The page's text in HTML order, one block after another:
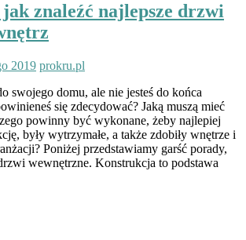
znaleźć najlepsze drzwi
2019 prokru.pl
swojego domu, ale nie jesteś do końca
się zdecydować? Jaką muszą mieć
powinny być wykonane, żeby najlepiej
były wytrzymałe, a także zdobiły wnętrze i
Poniżej przedstawiamy garść porady,
wewnętrzne. Konstrukcja to podstawa